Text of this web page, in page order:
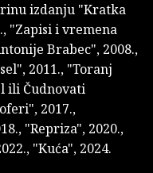
izdanju "Kratka
"Zapisi i vremena
Brabec", 2008.,
2011., "Toranj
ili Čudnovati
2017.,
"Repriza", 2020.,
"Kuća", 2024.